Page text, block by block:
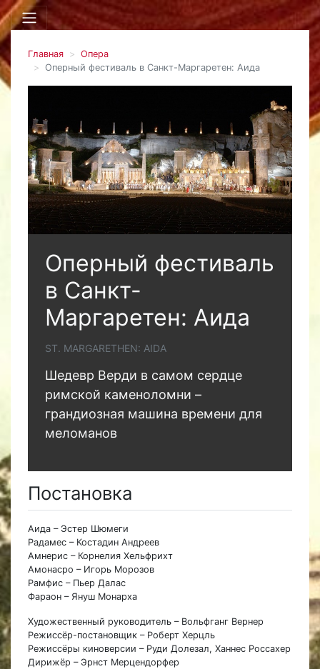
Главная
Опера
Оперный фестиваль в Санкт-Маргаретен: Аида
Оперный фестиваль
в Санкт-
Маргаретен: Аида
ST. MARGARETHEN: AIDA
Шедевр Верди в самом сердце
римской каменоломни –
грандиозная машина времени для
меломанов
Постановка
Аида – Эстер Шюмеги
Радамес – Костадин Андреев
Амнерис – Корнелия Хельфрихт
Амонасро – Игорь Морозов
Рамфис – Пьер Далас
Фараон – Януш Монарха
Художественный руководитель – Вольфганг Вернер
Режиссёр-постановщик – Роберт Херцль
Режиссёры киноверсии – Руди Долезал, Ханнес Россахер
Дирижёр – Эрнст Мерцендорфер